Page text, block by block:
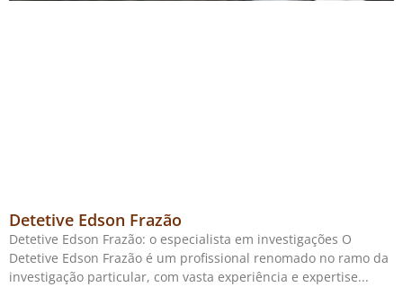
Detetive Edson Frazão
Detetive Edson Frazão: o especialista em investigações O
Detetive Edson Frazão é um profissional renomado no ramo da
investigação particular, com vasta experiência e expertise